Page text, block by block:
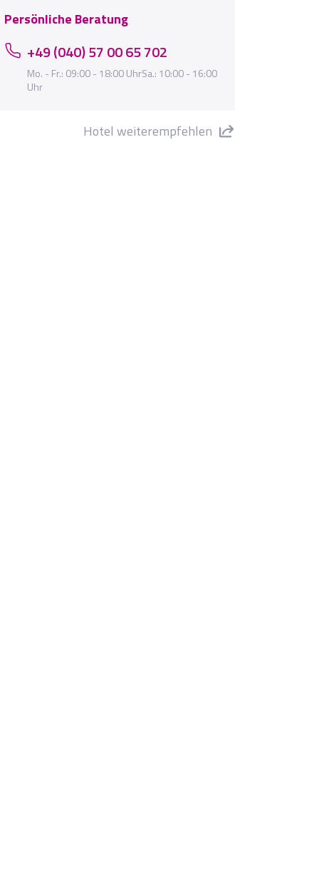
Persönliche Beratung
+49 (040) 57 00 65 702
Mo. - Fr.: 09:00 - 18:00 UhrSa.: 10:00 - 16:00
Uhr
Hotel weiterempfehlen